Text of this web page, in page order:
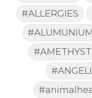
#ALLERGIES
#ALUMUNIUM
#AMETHYST